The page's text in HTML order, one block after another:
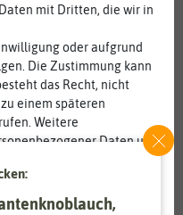
mit Dritten, die wir in
oder aufgrund
Die Zustimmung kann
das Recht, nicht
einem späteren
Weitere
Daten und
Statistik